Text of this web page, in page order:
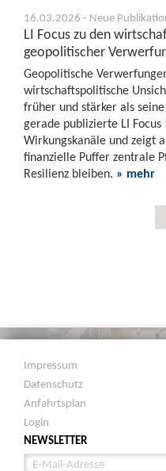
16.03.2026 - Neue
LI Focus zu den
geopolitischer
Geopolitische
wirtschaftspolitische
früher und stärker als
gerade publizierte LI
Wirkungskanäle und zeigt
finanzielle Puffer zentrale
Resilienz bleiben. » mehr
Impressum
Datenschutz
Anfahrtsplan
Login
NEWSLETTER